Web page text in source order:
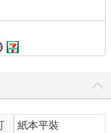
了，有二十年嗎？」
紙本平裝